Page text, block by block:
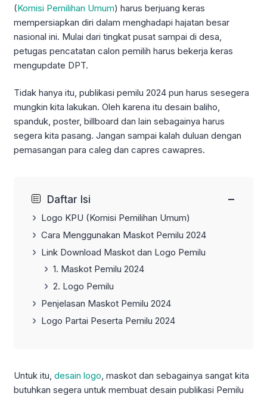
(Komisi Pemilihan Umum) harus berjuang keras
mempersiapkan diri dalam menghadapi hajatan besar
nasional ini. Mulai dari tingkat pusat sampai di desa,
petugas pencatatan calon pemilih harus bekerja keras
mengupdate DPT.
Tidak hanya itu, publikasi pemilu 2024 pun harus sesegera
mungkin kita lakukan. Oleh karena itu desain baliho,
spanduk, poster, billboard dan lain sebagainya harus
segera kita pasang. Jangan sampai kalah duluan dengan
pemasangan para caleg dan capres cawapres.
Daftar Isi −
Logo KPU (Komisi Pemilihan Umum)
Cara Menggunakan Maskot Pemilu 2024
Link Download Maskot dan Logo Pemilu
1. Maskot Pemilu 2024
2. Logo Pemilu
Penjelasan Maskot Pemilu 2024
Logo Partai Peserta Pemilu 2024
Untuk itu, desain logo , maskot dan sebagainya sangat kita
butuhkan segera untuk membuat desain publikasi Pemilu